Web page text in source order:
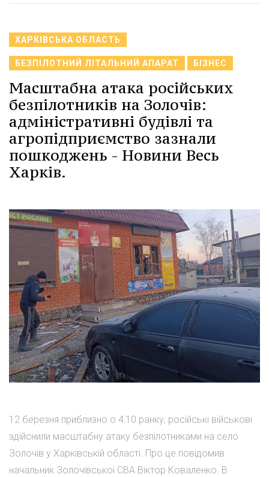
ХАРКІВСЬКА ОБЛАСТЬ
БЕЗПІЛОТНИЙ ЛІТАЛЬНИЙ АПАРАТ БІЗНЕС
Масштабна атака російських
безпілотників на Золочів:
адміністративні будівлі та
агропідприємство зазнали
пошкоджень - Новини Весь
Харків.
12 березня приблизно о 4:10 ранку, російські військові
здійснили масштабну атаку безпілотниками на село
Золочів у Харківській області. Про це повідомив
начальник Золочівської СВА Віктор Коваленко. В